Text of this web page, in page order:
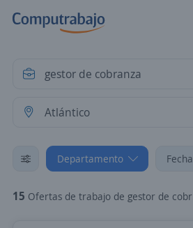
Departamento Fecha
15 Ofertas de trabajo de gestor de cobranza en Atlántico